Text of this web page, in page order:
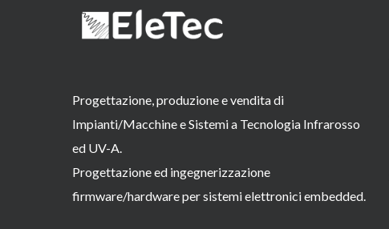
Progettazione, produzione e vendita di
Impianti/Macchine e Sistemi a Tecnologia Infrarosso
ed UV-A.
Progettazione ed ingegnerizzazione
firmware/hardware per sistemi elettronici embedded.